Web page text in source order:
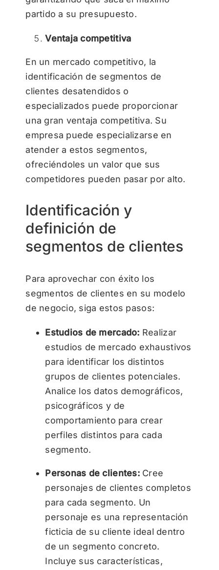
partido a su presupuesto.
Ventaja competitiva
En un mercado competitivo, la
identificación de segmentos de
clientes desatendidos o
especializados puede proporcionar
una gran ventaja competitiva. Su
empresa puede especializarse en
atender a estos segmentos,
ofreciéndoles un valor que sus
competidores pueden pasar por alto.
Identificación y
definición de
segmentos de clientes
Para aprovechar con éxito los
segmentos de clientes en su modelo
de negocio, siga estos pasos:
Estudios de mercado: Realizar
estudios de mercado exhaustivos
para identificar los distintos
grupos de clientes potenciales.
Analice los datos demográficos,
psicográficos y de
comportamiento para crear
perfiles distintos para cada
segmento.
Personas de clientes:Cree
personajes de clientes completos
para cada segmento. Un
personaje es una representación
ficticia de su cliente ideal dentro
de un segmento concreto.
Incluye sus características,